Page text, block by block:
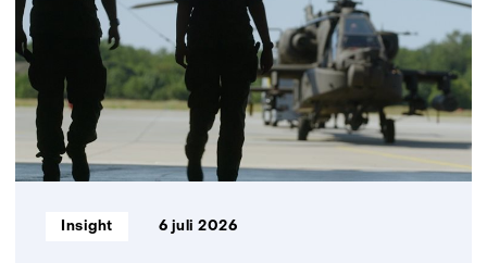
1
t/m
Informatietype:
Insight 6 juli 2026